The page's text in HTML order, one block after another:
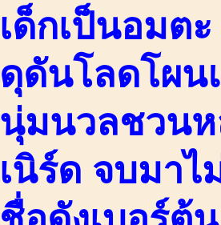
เด็กเป็นอมต
ดุดันโลดโผน
นุ่มนวลชวนห
เนิร์ด จบมา